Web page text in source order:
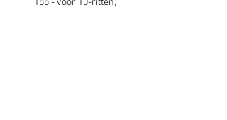
155,- voor 10-ritten)